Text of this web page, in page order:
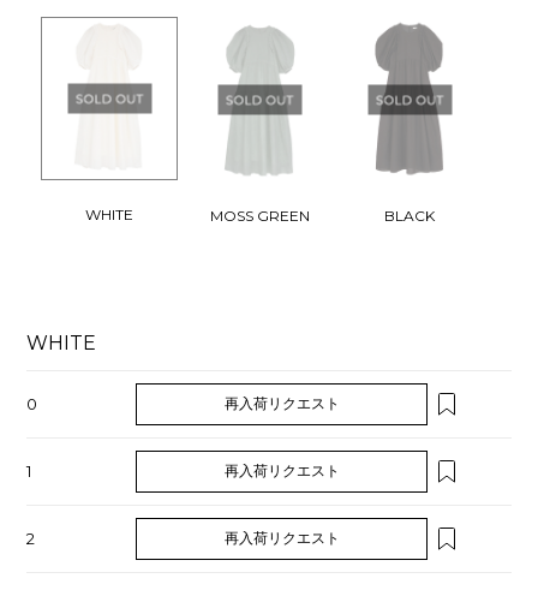
WHITE MOSS GREEN BLACK
WHITE
0 再入荷リクエスト
1 再入荷リクエスト
2 再入荷リクエスト